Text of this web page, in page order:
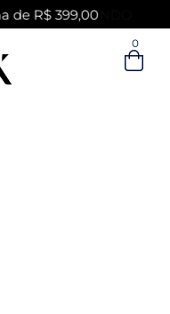
cpf/cnpj
de R$ 399,00
0